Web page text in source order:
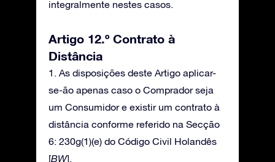
integralmente nestes casos.
Artigo 12.º Contrato à
Distância
1. As disposições deste Artigo aplicar-
se-ão apenas caso o Comprador seja
um Consumidor e existir um contrato à
distância conforme referido na Secção
6: 230g(1)(e) do Código Civil Holandês
[BW].